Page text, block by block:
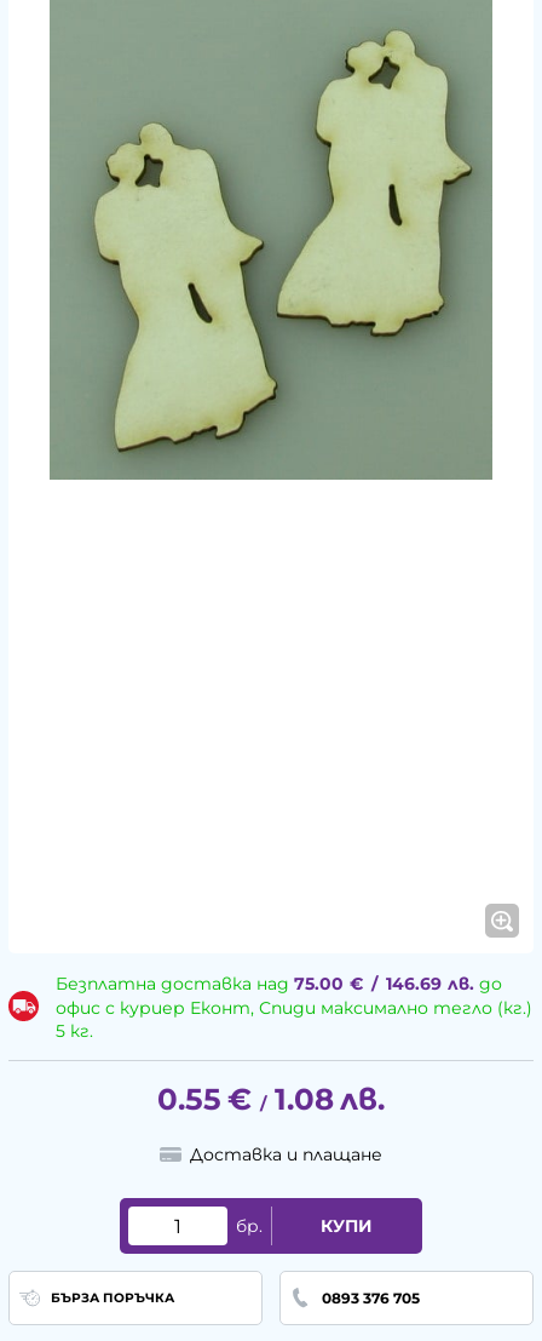
Безплатна доставка над 75.00 € / 146.69 лв.до
офис с куриер Еконт, Спиди максимално тегло (кг.)
5 кг.
0.55 € / 1.08лв.
Доставка и плащане
бр. КУПИ
БЪРЗА ПОРЪЧКА 0893 376 705